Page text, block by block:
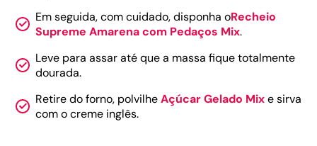
Em seguida, com cuidado, disponha oRecheio
Supreme Amarena com Pedaços Mix.
Leve para assar até que a massa fique totalmente
dourada.
Retire do forno, polvilheAçúcar Gelado Mixe sirva
com o creme inglês.